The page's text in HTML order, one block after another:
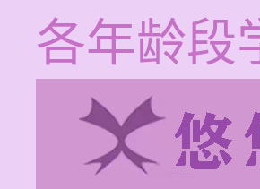
各年龄段